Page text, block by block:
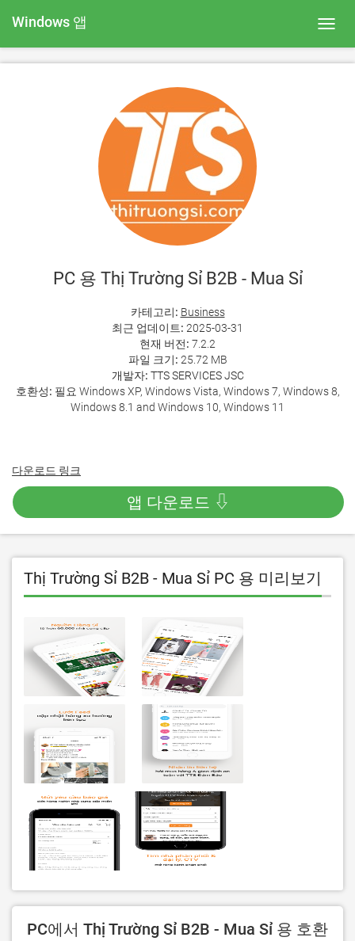
Windows 앱
PC 용 Thị Trường Sỉ B2B - Mua Sỉ
카테고리: Business
최근 업데이트: 2025-03-31
현재 버전: 7.2.2
파일 크기: 25.72 MB
개발자: TTS SERVICES JSC
호환성: 필요 Windows XP, Windows Vista, Windows 7, Windows 8,
Windows 8.1 and Windows 10, Windows 11
다운로드 링크
앱 다운로드 ⇩
Thị Trường Sỉ B2B - Mua Sỉ PC 용 미리보기
PC에서 Thị Trường Sỉ B2B - Mua Sỉ 용 호환